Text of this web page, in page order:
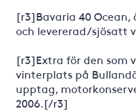
[r3]Bavaria 40 Ocean,
och levererad/sjösatt
[r3]Extra för den som
vinterplats på
upptag,
2006.[/r3]